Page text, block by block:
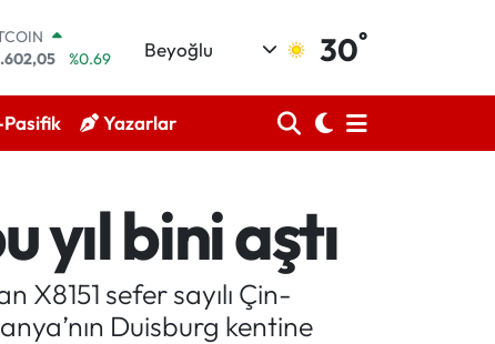
%0.69
%0.1
ALTIN
%0.39
%48
Beyoğlu 30°
Yazarlar
bini aştı
sefer sayılı Çin-
Duisburg kentine